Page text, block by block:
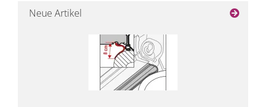
Neue Artikel